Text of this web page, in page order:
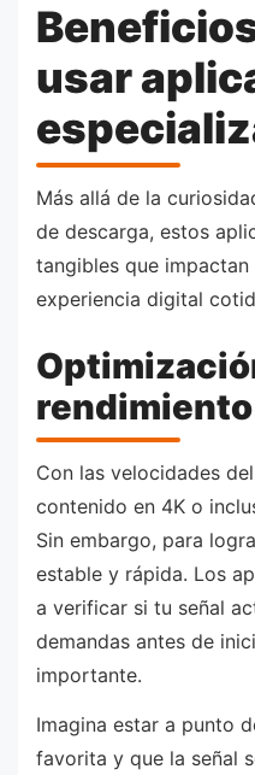
usar
Más allá de la
de descarga, estos
tangibles que
experiencia digital
Con las velocidades
contenido en 4K o
Sin embargo, para
estable y rápida. Los
a verificar si tu señal
demandas antes de
importante.
Imagina estar a punto
favorita y que la señal